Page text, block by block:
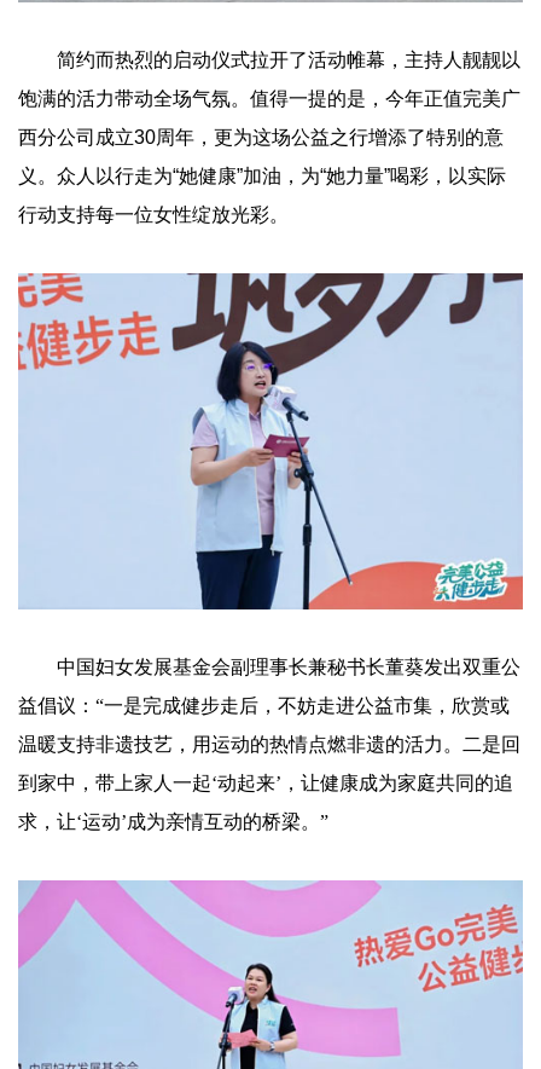
简约而热烈的启动仪式拉开了活动帷幕，主持人靓靓以
饱满的活力带动全场气氛。值得一提的是，今年正值完美广
西分公司成立30周年，更为这场公益之行增添了特别的意
义。众人以行走为“她健康”加油，为“她力量”喝彩，以实际
行动支持每一位女性绽放光彩。
中国妇女发展基金会副理事长兼秘书长董葵发出双重公
益倡议：“一是完成健步走后，不妨走进公益市集，欣赏或
温暖支持非遗技艺，用运动的热情点燃非遗的活力。二是回
到家中，带上家人一起‘动起来’，让健康成为家庭共同的追
求，让‘运动’成为亲情互动的桥梁。”